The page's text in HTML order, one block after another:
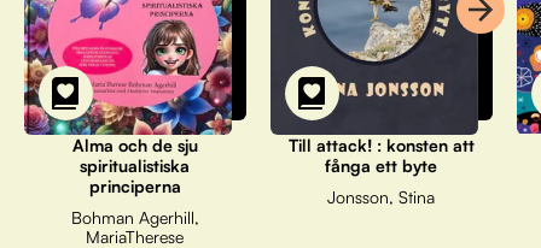
Alma och de sju
spiritualistiska
principerna
Bohman Agerhill,
MariaTherese
Till attack! : konsten att
fånga ett byte
Jonsson, Stina